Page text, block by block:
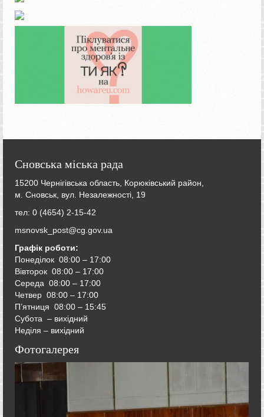
Сновська міська рада
15200 Чернігівська область, Корюківський район,
м. Сновськ, вул. Незалежності, 19
тел: 0 (4654) 2-15-42
msnovsk_post@cg.gov.ua
Графік роботи:
Понеділок 08:00 – 17:00
Вівторок 08:00 – 17:00
Середа 08:00 – 17:00
Четвер 08:00 – 17:00
П’ятниця 08:00 – 15:45
Субота – вихідний
Неділя – вихідний
Фотогалерея